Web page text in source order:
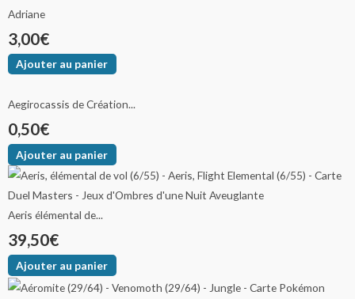
Adriane
3,00€
Ajouter au panier
Aegirocassis de Création...
0,50€
Ajouter au panier
Aeris élémental de...
39,50€
Ajouter au panier